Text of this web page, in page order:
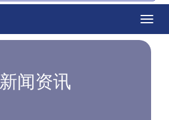
新闻资讯